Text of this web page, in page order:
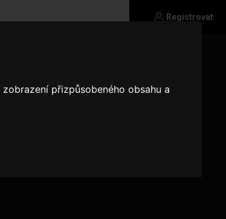
přizpůsobeného obsahu a
Registrovat